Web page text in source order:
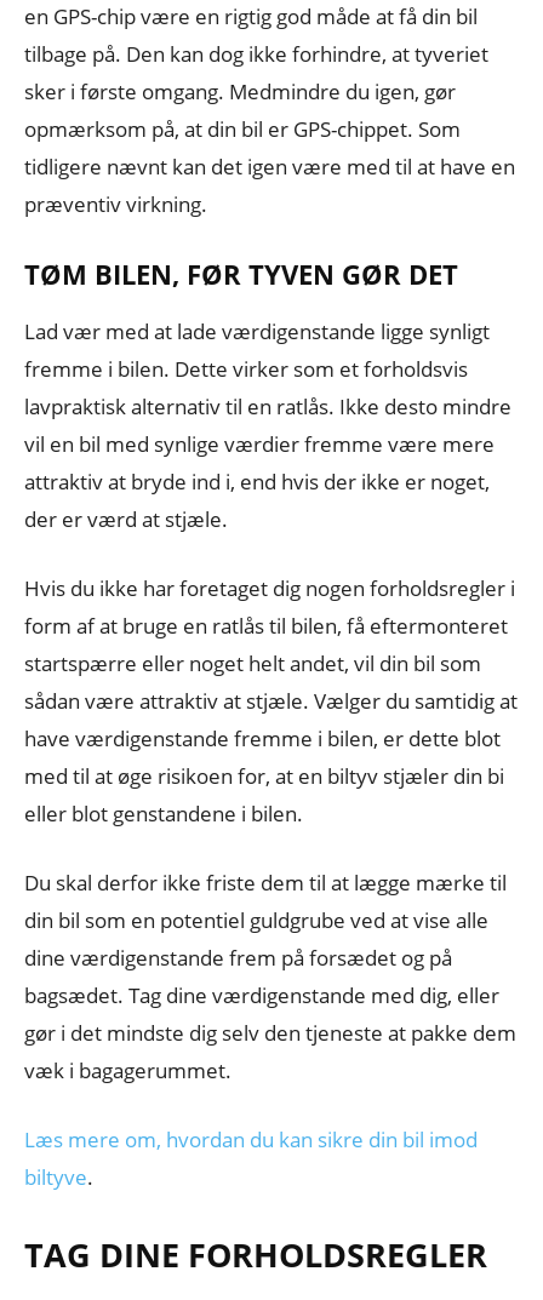
en GPS-chip være en rigtig god måde at få din bil
tilbage på. Den kan dog ikke forhindre, at tyveriet
sker i første omgang. Medmindre du igen, gør
opmærksom på, at din bil er GPS-chippet. Som
tidligere nævnt kan det igen være med til at have en
præventiv virkning.
TØM BILEN, FØR TYVEN GØR DET
Lad vær med at lade værdigenstande ligge synligt
fremme i bilen. Dette virker som et forholdsvis
lavpraktisk alternativ til en ratlås. Ikke desto mindre
vil en bil med synlige værdier fremme være mere
attraktiv at bryde ind i, end hvis der ikke er noget,
der er værd at stjæle.
Hvis du ikke har foretaget dig nogen forholdsregler i
form af at bruge en ratlås til bilen, få eftermonteret
startspærre eller noget helt andet, vil din bil som
sådan være attraktiv at stjæle. Vælger du samtidig at
have værdigenstande fremme i bilen, er dette blot
med til at øge risikoen for, at en biltyv stjæler din bi
eller blot genstandene i bilen.
Du skal derfor ikke friste dem til at lægge mærke til
din bil som en potentiel guldgrube ved at vise alle
dine værdigenstande frem på forsædet og på
bagsædet. Tag dine værdigenstande med dig, eller
gør i det mindste dig selv den tjeneste at pakke dem
væk i bagagerummet.
Læs mere om, hvordan du kan sikre din bil imod
biltyve.
TAG DINE FORHOLDSREGLER